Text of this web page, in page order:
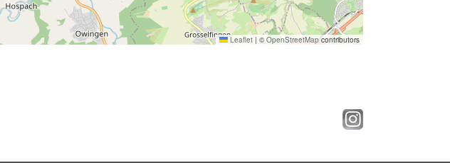
Leaflet | ©OpenStreetMap contributors